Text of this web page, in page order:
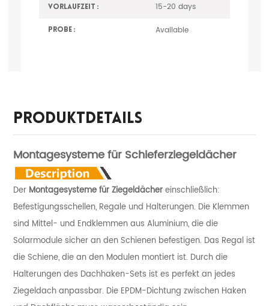
Vorlaufzeit : 15-20 days
Probe : Available
Produktdetails
Montagesysteme für Schieferziegeldächer
Der Montagesysteme für Ziegeldächereinschließlich:
Befestigungsschellen, Regale und Halterungen. Die Klemmen
sind Mittel- und Endklemmen aus Aluminium, die die
Solarmodule sicher an den Schienen befestigen. Das Regal ist
die Schiene, die an den Modulen montiert ist. Durch die
Halterungen des Dachhaken-Sets ist es perfekt an jedes
Ziegeldach anpassbar. Die EPDM-Dichtung zwischen Haken